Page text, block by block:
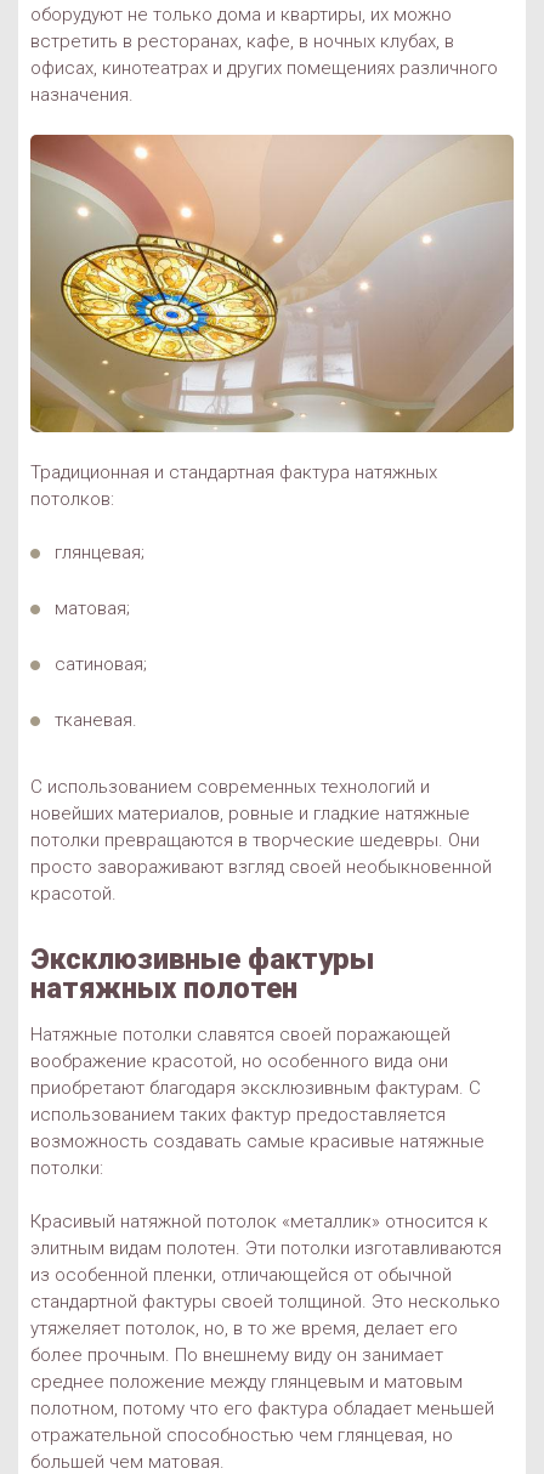
оборудуют не только дома и квартиры, их можно
встретить в ресторанах, кафе, в ночных клубах, в
офисах, кинотеатрах и других помещениях различного
назначения.
Традиционная и стандартная фактура натяжных
потолков:
глянцевая;
матовая;
сатиновая;
тканевая.
С использованием современных технологий и
новейших материалов, ровные и гладкие натяжные
потолки превращаются в творческие шедевры. Они
просто завораживают взгляд своей необыкновенной
красотой.
Эксклюзивные фактуры
натяжных полотен
Натяжные потолки славятся своей поражающей
воображение красотой, но особенного вида они
приобретают благодаря эксклюзивным фактурам. С
использованием таких фактур предоставляется
возможность создавать самые красивые натяжные
потолки:
Красивый натяжной потолок «металлик» относится к
элитным видам полотен. Эти потолки изготавливаются
из особенной пленки, отличающейся от обычной
стандартной фактуры своей толщиной. Это несколько
утяжеляет потолок, но, в то же время, делает его
более прочным. По внешнему виду он занимает
среднее положение между глянцевым и матовым
полотном, потому что его фактура обладает меньшей
отражательной способностью чем глянцевая, но
большей чем матовая.